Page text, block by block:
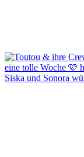
Siska und Sonora